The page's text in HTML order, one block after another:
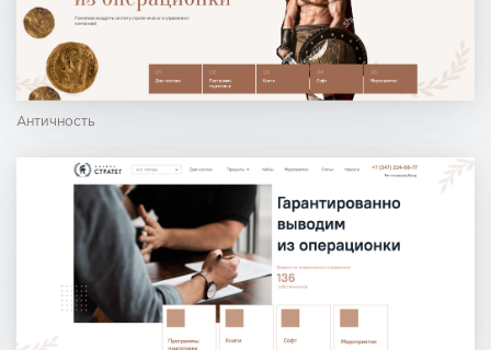
Античность